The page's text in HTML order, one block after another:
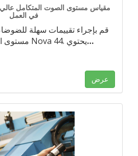
مقياس مستوى الصوت المتكامل عالي
في العمل
قم بإجراء تقييمات سهلة
مستوى الصوت المدمج Nova 44. يحتوي…
عرض